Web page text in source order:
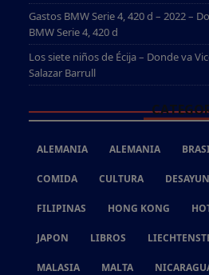
Gastos BMW Serie 4, 420 d – 2022 –
BMW Serie 4, 420 d
Los siete niños de Écija – Donde va
Salazar Barrull
ALEMANIA ALEMANIA
COMIDA CULTURA
FILIPINAS HONG KONG
JAPON LIBROS
MALASIA MALTA